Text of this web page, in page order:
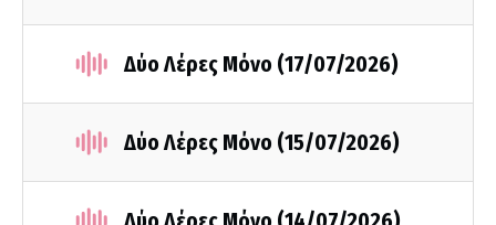
Δύο Λέρες Μόνο (17/07/2026)
Δύο Λέρες Μόνο (15/07/2026)